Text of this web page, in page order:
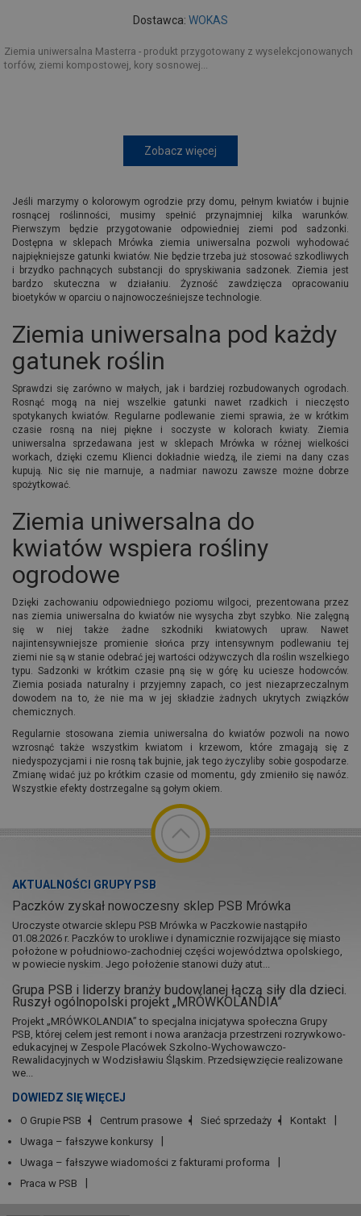
Dostawca: WOKAS
Ziemia uniwersalna Masterra - produkt przygotowany z wyselekcjonowanych
torfów, ziemi kompostowej, kory sosnowej...
Zobacz więcej
Jeśli marzymy o kolorowym ogrodzie przy domu, pełnym kwiatów i bujnie
rosnącej roślinności, musimy spełnić przynajmniej kilka warunków.
Pierwszym będzie przygotowanie odpowiedniej ziemi pod sadzonki.
Dostępna w sklepach Mrówka ziemia uniwersalna pozwoli wyhodować
najpiękniejsze gatunki kwiatów. Nie będzie trzeba już stosować szkodliwych
i brzydko pachnących substancji do spryskiwania sadzonek. Ziemia jest
bardzo skuteczna w działaniu. Żyzność zawdzięcza opracowaniu
bioetyków w oparciu o najnowocześniejsze technologie.
Ziemia uniwersalna pod każdy
gatunek roślin
Sprawdzi się zarówno w małych, jak i bardziej rozbudowanych ogrodach.
Rosnąć mogą na niej wszelkie gatunki nawet rzadkich i nieczęsto
spotykanych kwiatów. Regularne podlewanie ziemi sprawia, że w krótkim
czasie rosną na niej piękne i soczyste w kolorach kwiaty. Ziemia
uniwersalna sprzedawana jest w sklepach Mrówka w różnej wielkości
workach, dzięki czemu Klienci dokładnie wiedzą, ile ziemi na dany czas
kupują. Nic się nie marnuje, a nadmiar nawozu zawsze możne dobrze
spożytkować.
Ziemia uniwersalna do
kwiatów wspiera rośliny
ogrodowe
Dzięki zachowaniu odpowiedniego poziomu wilgoci, prezentowana przez
nas ziemia uniwersalna do kwiatów nie wysycha zbyt szybko. Nie zalęgną
się w niej także żadne szkodniki kwiatowych upraw. Nawet
najintensywniejsze promienie słońca przy intensywnym podlewaniu tej
ziemi nie są w stanie odebrać jej wartości odżywczych dla roślin wszelkiego
typu. Sadzonki w krótkim czasie pną się w górę ku uciesze hodowców.
Ziemia posiada naturalny i przyjemny zapach, co jest niezaprzeczalnym
dowodem na to, że nie ma w jej składzie żadnych ukrytych związków
chemicznych.
Regularnie stosowana ziemia uniwersalna do kwiatów pozwoli na nowo
wzrosnąć także wszystkim kwiatom i krzewom, które zmagają się z
niedyspozycjami i nie rosną tak bujnie, jak tego życzyliby sobie gospodarze.
Zmianę widać już po krótkim czasie od momentu, gdy zmieniło się nawóz.
Wszystkie efekty dostrzegalne są gołym okiem.
AKTUALNOŚCI GRUPY PSB
Paczków zyskał nowoczesny sklep PSB Mrówka
Uroczyste otwarcie sklepu PSB Mrówka w Paczkowie nastąpiło
01.08.2026 r. Paczków to urokliwe i dynamicznie rozwijające się miasto
położone w południowo-zachodniej części województwa opolskiego,
w powiecie nyskim. Jego położenie stanowi duży atut...
Grupa PSB i liderzy branży budowlanej łączą siły dla dzieci.
Ruszył ogólnopolski projekt „MRÓWKOLANDIA”
Projekt „MRÓWKOLANDIA” to specjalna inicjatywa społeczna Grupy
PSB, której celem jest remont i nowa aranżacja przestrzeni rozrywkowo-
edukacyjnej w Zespole Placówek Szkolno-Wychowawczo-
Rewalidacyjnych w Wodzisławiu Śląskim. Przedsięwzięcie realizowane
we...
DOWIEDZ SIĘ WIĘCEJ
O Grupie PSB Centrum prasowe Sieć sprzedaży
Kontakt
Uwaga – fałszywe konkursy
Uwaga – fałszywe wiadomości z fakturami proforma
Praca w PSB